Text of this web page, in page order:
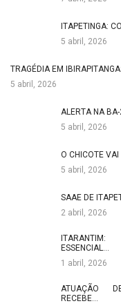
ITAPETINGA:
5 abril, 2026
TRAGÉDIA EM
5 abril, 2026
ALERTA NA
5 abril, 2026
O CHICOTE
5 abril, 2026
SAAE DE
2 abril, 2026
ESSENCIAL…
1 abril, 2026
ATUAÇÃO
RECEBE…